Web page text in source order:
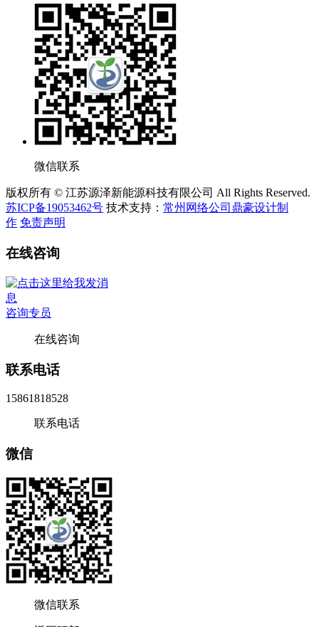
微信联系
版权所有 © 江苏源泽新能源科技有限公司 All Rights Reserved.
苏ICP备19053462号 技术支持： 常州网络公司鼎豪设计制
作 免责声明
在线咨询
咨询专员
在线咨询
联系电话
15861818528
联系电话
微信
微信联系